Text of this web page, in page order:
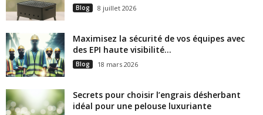
Blog 8 juillet 2026
Maximisez la sécurité de vos équipes avec
des EPI haute visibilité...
Blog 18 mars 2026
Secrets pour choisir l’engrais désherbant
idéal pour une pelouse luxuriante